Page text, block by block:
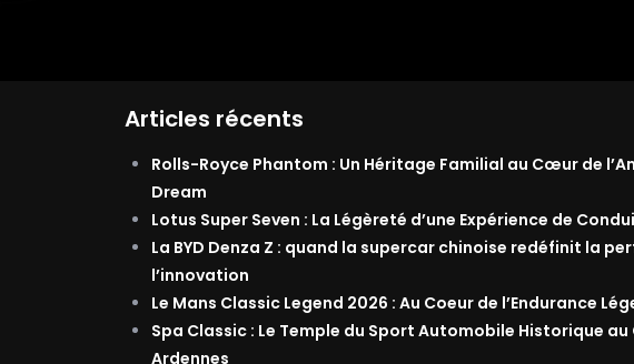
Articles récents
Rolls-Royce Phantom : Un Héritage Familial au Cœur de
Dream
Lotus Super Seven : La Légèreté d’une Expérience de
La BYD Denza Z : quand la supercar chinoise redéfinit la
l’innovation
Le Mans Classic Legend 2026 : Au Coeur de l’Endurance
Spa Classic : Le Temple du Sport Automobile Historique
Ardennes